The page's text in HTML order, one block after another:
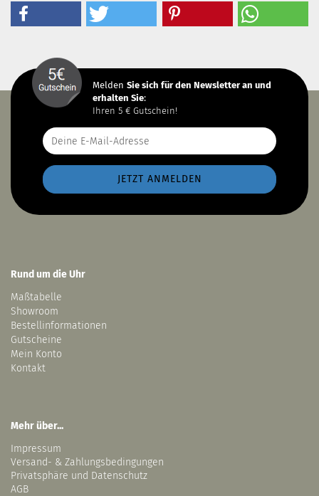
Melden Sie sich für den Newsletter an und
erhalten Sie:
Ihren 5 € Gutschein!
Rund um die Uhr
Maßtabelle
Showroom
Bestellinformationen
Gutscheine
Mein Konto
Kontakt
Mehr über...
Impressum
Versand- & Zahlungsbedingungen
Privatsphäre und Datenschutz
AGB